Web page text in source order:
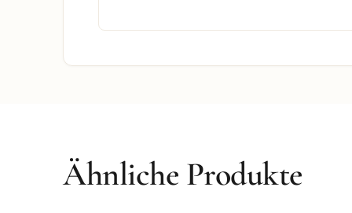
Ähnliche Produkte